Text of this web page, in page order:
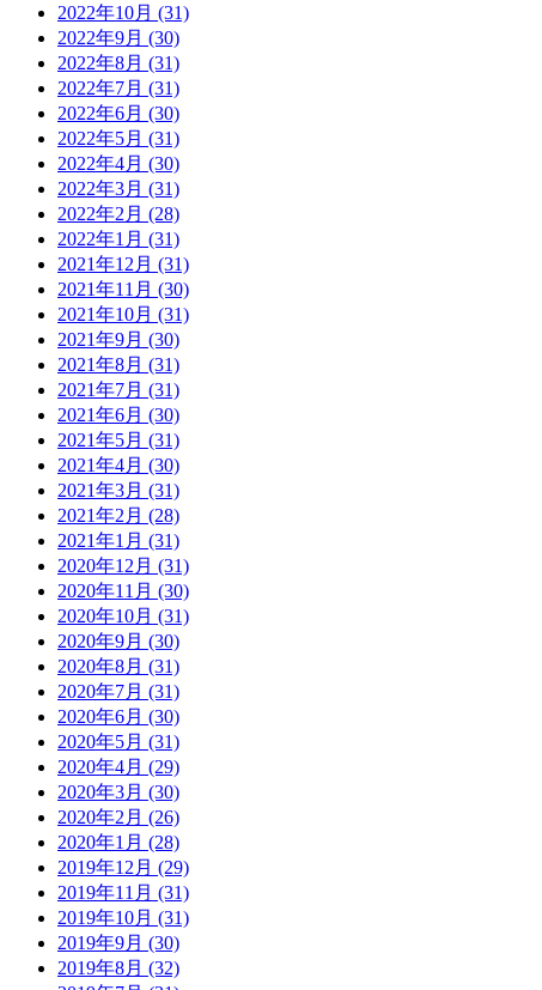
2022年10月 (31)
2022年9月 (30)
2022年8月 (31)
2022年7月 (31)
2022年6月 (30)
2022年5月 (31)
2022年4月 (30)
2022年3月 (31)
2022年2月 (28)
2022年1月 (31)
2021年12月 (31)
2021年11月 (30)
2021年10月 (31)
2021年9月 (30)
2021年8月 (31)
2021年7月 (31)
2021年6月 (30)
2021年5月 (31)
2021年4月 (30)
2021年3月 (31)
2021年2月 (28)
2021年1月 (31)
2020年12月 (31)
2020年11月 (30)
2020年10月 (31)
2020年9月 (30)
2020年8月 (31)
2020年7月 (31)
2020年6月 (30)
2020年5月 (31)
2020年4月 (29)
2020年3月 (30)
2020年2月 (26)
2020年1月 (28)
2019年12月 (29)
2019年11月 (31)
2019年10月 (31)
2019年9月 (30)
2019年8月 (32)